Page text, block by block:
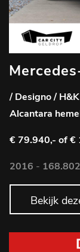
/ Designo /
Alcantara
€ 79.940,- of €
2016 -
Bekijk